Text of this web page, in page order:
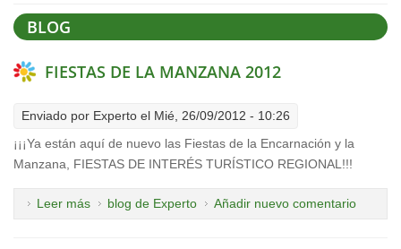
BLOG
FIESTAS DE LA MANZANA 2012
Enviado por Experto el Mié, 26/09/2012 - 10:26
¡¡¡Ya están aquí de nuevo las Fiestas de la Encarnación y la
Manzana, FIESTAS DE INTERÉS TURÍSTICO REGIONAL!!!
Leer más sobre FIESTAS DE LA MANZANA 2012
blog de Experto Añadir nuevo comentario